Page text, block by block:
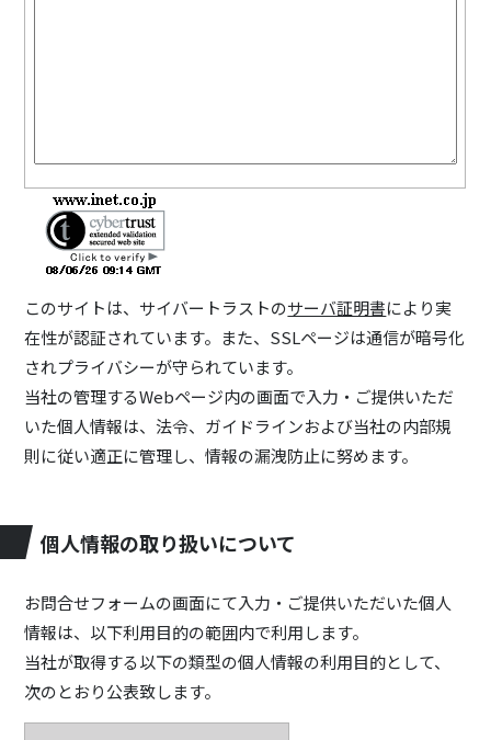
このサイトは、サイバートラストのサーバ証明書により実
在性が認証されています。また、SSLページは通信が暗号化
されプライバシーが守られています。
当社の管理するWebページ内の画面で入力・ご提供いただ
いた個人情報は、法令、ガイドラインおよび当社の内部規
則に従い適正に管理し、情報の漏洩防止に努めます。
個人情報の取り扱いについて
お問合せフォームの画面にて入力・ご提供いただいた個人
情報は、以下利用目的の範囲内で利用します。
当社が取得する以下の類型の個人情報の利用目的として、
次のとおり公表致します。